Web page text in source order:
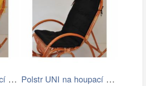
Polstr UNI na houpací křeslo - žlutý… Polstr UNI na houpací křeslo - látka…